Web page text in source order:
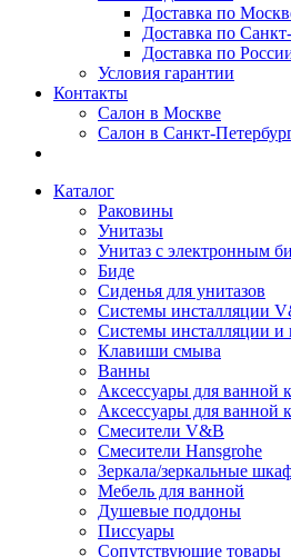
Доставка по
Доставка по
Доставка по
Условия гарантии
Контакты
Салон в Москве
Салон в Санкт-
Каталог
Раковины
Унитазы
Унитаз с электронным
Биде
Сиденья для унитазов
Системы инсталляции
Системы инсталляции
Клавиши смыва
Ванны
Аксессуары для ванной
Аксессуары для ванной
Смесители V&B
Смесители Hansgrohe
Зеркала/зеркальные
Мебель для ванной
Душевые поддоны
Писсуары
Сопутствующие товары